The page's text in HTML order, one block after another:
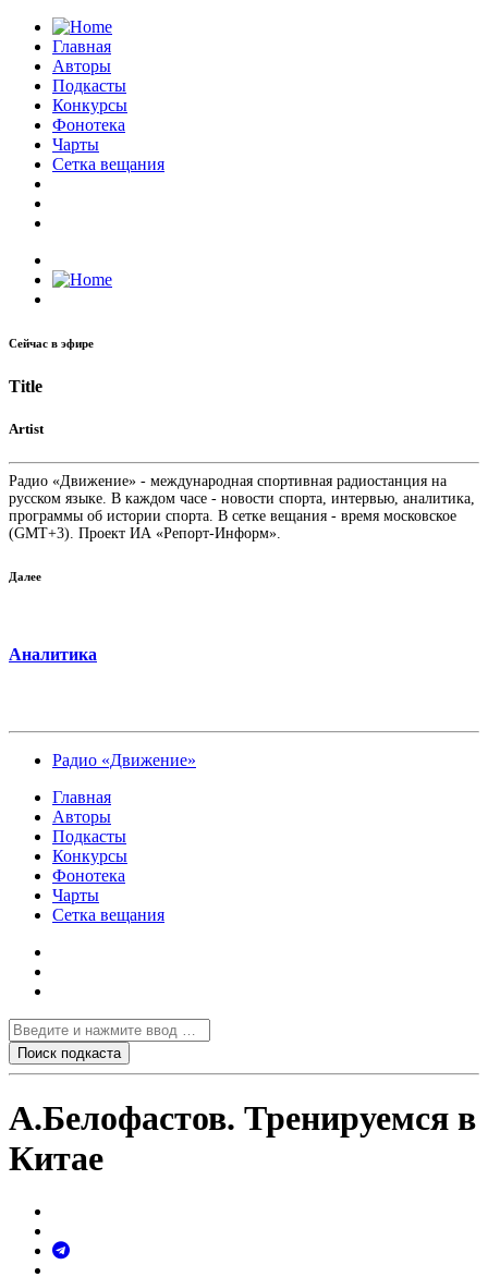
Главная
Авторы
Подкасты
Конкурсы
Фонотека
Чарты
Сетка вещания
Сейчас в эфире
Title
Artist
Радио «Движение» - международная спортивная радиостанция на
русском языке. В каждом часе - новости спорта, интервью, аналитика,
программы об истории спорта. В сетке вещания - время московское
(GMT+3). Проект ИА «Репорт-Информ».
Далее
Аналитика
Радио «Движение»
Главная
Авторы
Подкасты
Конкурсы
Фонотека
Чарты
Сетка вещания
А.Белофастов. Тренируемся в
Китае